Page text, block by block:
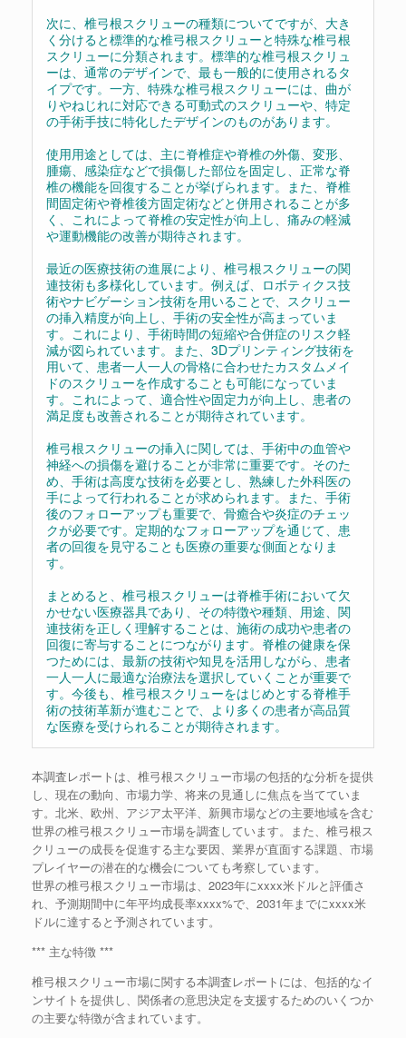
次に、椎弓根スクリューの種類についてですが、大き
く分けると標準的な椎弓根スクリューと特殊な椎弓根
スクリューに分類されます。標準的な椎弓根スクリュ
ーは、通常のデザインで、最も一般的に使用されるタ
イプです。一方、特殊な椎弓根スクリューには、曲が
りやねじれに対応できる可動式のスクリューや、特定
の手術手技に特化したデザインのものがあります。
使用用途としては、主に脊椎症や脊椎の外傷、変形、
腫瘍、感染症などで損傷した部位を固定し、正常な脊
椎の機能を回復することが挙げられます。また、脊椎
間固定術や脊椎後方固定術などと併用されることが多
く、これによって脊椎の安定性が向上し、痛みの軽減
や運動機能の改善が期待されます。
最近の医療技術の進展により、椎弓根スクリューの関
連技術も多様化しています。例えば、ロボティクス技
術やナビゲーション技術を用いることで、スクリュー
の挿入精度が向上し、手術の安全性が高まっていま
す。これにより、手術時間の短縮や合併症のリスク軽
減が図られています。また、3Dプリンティング技術を
用いて、患者一人一人の骨格に合わせたカスタムメイ
ドのスクリューを作成することも可能になっていま
す。これによって、適合性や固定力が向上し、患者の
満足度も改善されることが期待されています。
椎弓根スクリューの挿入に関しては、手術中の血管や
神経への損傷を避けることが非常に重要です。そのた
め、手術は高度な技術を必要とし、熟練した外科医の
手によって行われることが求められます。また、手術
後のフォローアップも重要で、骨癒合や炎症のチェッ
クが必要です。定期的なフォローアップを通じて、患
者の回復を見守ることも医療の重要な側面となりま
す。
まとめると、椎弓根スクリューは脊椎手術において欠
かせない医療器具であり、その特徴や種類、用途、関
連技術を正しく理解することは、施術の成功や患者の
回復に寄与することにつながります。脊椎の健康を保
つためには、最新の技術や知見を活用しながら、患者
一人一人に最適な治療法を選択していくことが重要で
す。今後も、椎弓根スクリューをはじめとする脊椎手
術の技術革新が進むことで、より多くの患者が高品質
な医療を受けられることが期待されます。
本調査レポートは、椎弓根スクリュー市場の包括的な分析を提供
し、現在の動向、市場力学、将来の見通しに焦点を当てていま
す。北米、欧州、アジア太平洋、新興市場などの主要地域を含む
世界の椎弓根スクリュー市場を調査しています。また、椎弓根ス
クリューの成長を促進する主な要因、業界が直面する課題、市場
プレイヤーの潜在的な機会についても考察しています。
世界の椎弓根スクリュー市場は、2023年にxxxx米ドルと評価さ
れ、予測期間中に年平均成長率xxxx%で、2031年までにxxxx米
ドルに達すると予測されています。
*** 主な特徴 ***
椎弓根スクリュー市場に関する本調査レポートには、包括的なイ
ンサイトを提供し、関係者の意思決定を支援するためのいくつか
の主要な特徴が含まれています。